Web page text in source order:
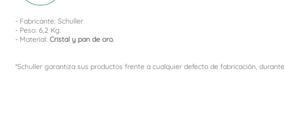
- Fabricante: Schuller
- Peso: 6,2 Kg.
- Material: Cristal y pan de oro.
*Schuller garantiza sus productos frente a cualquier defecto de fabricación,